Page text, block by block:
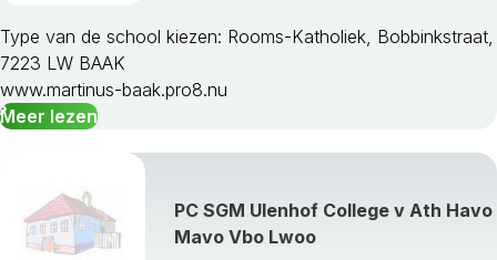
Type van de school kiezen: Rooms-Katholiek, Bobbinkstraat,
7223 LW BAAK
www.martinus-baak.pro8.nu
Meer lezen
PC SGM Ulenhof College v Ath Havo
Mavo Vbo Lwoo